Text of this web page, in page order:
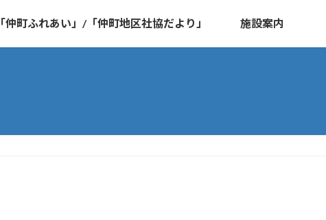
「仲町ふれあい」/「仲町地区社協だより」 施設案内